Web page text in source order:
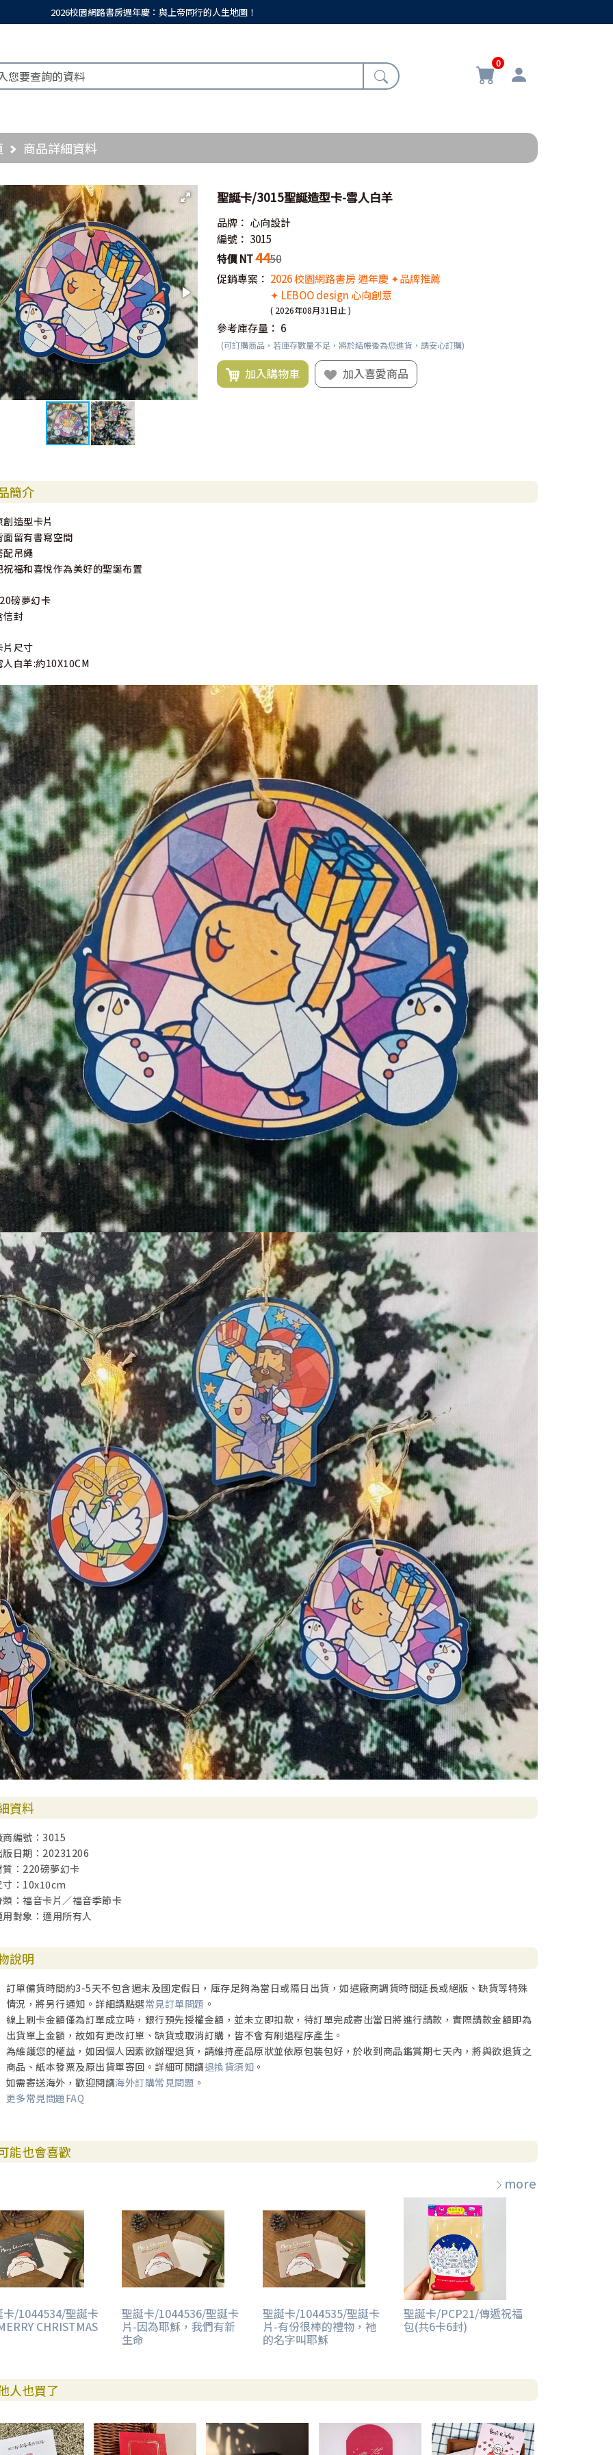
2026校園網路書房週年慶：與上帝同行的人生地圖！
0
商品詳細資料
聖誕卡/3015聖誕造型卡-雪人白羊
品牌： 心向設計
編號： 3015
特價 NT4450
促銷專案： 2026 校園網路書房 週年慶 ✦品牌推薦
✦ LEBOO design 心向創意
( 2026年08月31日止 )
參考庫存量： 6
(可訂購商品，若庫存數量不足，將於結帳後為您進貨，請安心訂購)
加入購物車 加入喜愛商品
簡介
創造型卡片
面留有書寫空間
配吊繩
祝福和喜悅作為美好的聖誕布置
磅夢幻卡
信封
片尺寸
人白羊:約10X10CM
資料
商編號：3015
版日期：20231206
質：220磅夢幻卡
寸：10x10cm
類：福音卡片／福音季節卡
用對象：適用所有人
說明
訂單備貨時間約3-5天不包含週末及國定假日，庫存足夠為當日或隔日出貨，如遇廠商調貨時間延長或絕版、缺貨等特殊
情況，將另行通知。詳細請點選常見訂單問題 。
線上刷卡金額僅為訂單成立時，銀行預先授權金額，並未立即扣款，待訂單完成寄出當日將進行請款，實際請款金額即為
出貨單上金額，故如有更改訂單、缺貨或取消訂購，皆不會有刷退程序產生。
為維護您的權益，如因個人因素欲辦理退貨，請維持產品原狀並依原包裝包好，於收到商品鑑賞期七天內，將與欲退貨之
商品、紙本發票及原出貨單寄回。詳細可閱讀退換貨須知 。
如需寄送海外，歡迎閱讀海外訂購常見問題 。
更多常見問題FAQ
能也會喜歡
more
卡/1044534/聖誕卡
CHRISTMAS
聖誕卡/1044536/聖誕卡
片-因為耶穌，我們有新
生命
聖誕卡/1044535/聖誕卡
片-有份很棒的禮物，祂
的名字叫耶穌
聖誕卡/PCP21/傳遞祝福
包(共6卡6封)
人也買了